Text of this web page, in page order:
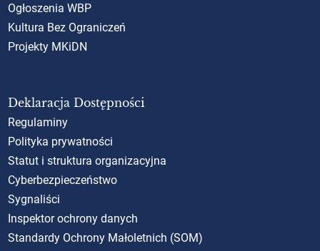
Ogłoszenia WBP
Kultura Bez Ograniczeń
Projekty MKiDN
Deklaracja Dostępności
Regulaminy
Polityka prywatności
Statut i struktura organizacyjna
Cyberbezpieczeństwo
Sygnaliści
Inspektor ochrony danych
Standardy Ochrony Małoletnich (SOM)